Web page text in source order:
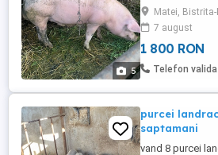
5
are in jur de
cu alt vier pentru
frate cu
1800 de lei
Matei,
7 august
1 800 RON
Telefon
purcei
saptamani
vand 8 purcei